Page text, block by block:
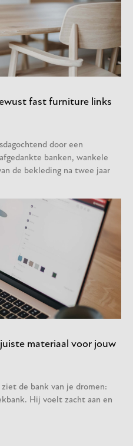
fast furniture links
door een
banken, wankele
de bekleding na twee jaar
materiaal voor jouw
de bank van je dromen:
Hij voelt zacht aan en